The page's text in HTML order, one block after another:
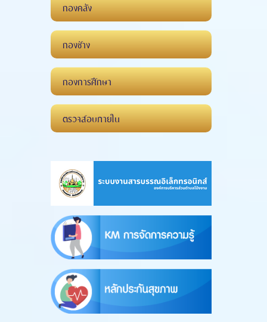
กองคลัง
กองช่าง
กองการศึกษา
ตรวจสอบภายใน